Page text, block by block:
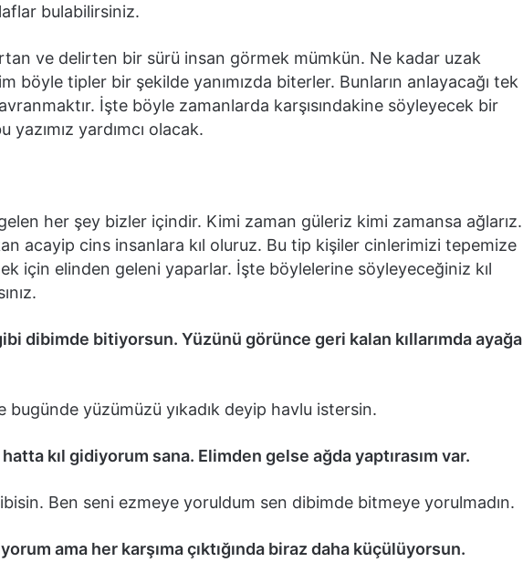
bulabilirsiniz.
ve delirten bir sürü insan görmek mümkün. Ne kadar uzak
böyle tipler bir şekilde yanımızda biterler. Bunların anlayacağı tek
İşte böyle zamanlarda karşısındakine söyleyecek bir
yardımcı olacak.
gelen her şey bizler içindir. Kimi zaman güleriz kimi zamansa ağlarız.
acayip cins insanlara kıl oluruz. Bu tip kişiler cinlerimizi tepemize
için elinden geleni yaparlar. İşte böylelerine söyleyeceğiniz kıl
dibimde bitiyorsun. Yüzünü görünce geri kalan kıllarımda ayağa
bugünde yüzümüzü yıkadık deyip havlu istersin.
kıl gidiyorum sana. Elimden gelse ağda yaptırasım var.
Ben seni ezmeye yoruldum sen dibimde bitmeye yorulmadın.
ama her karşıma çıktığında biraz daha küçülüyorsun.